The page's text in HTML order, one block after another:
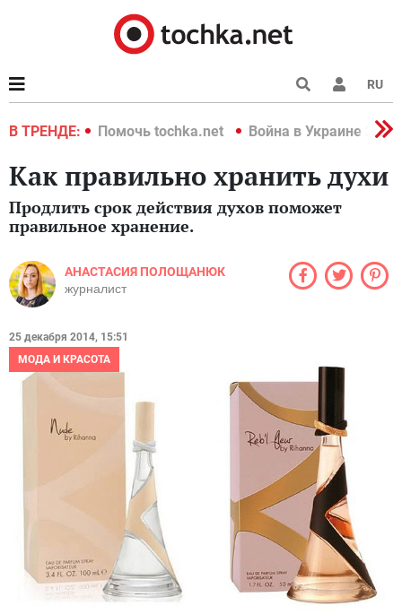
RU
В ТРЕНДЕ:
2022 Помочь tochka.net Война в Украине 2022
Как правильно хранить духи
Продлить срок действия духов поможет
правильное хранение.
АНАСТАСИЯ ПОЛОЩАНЮК
журналист
25 декабря 2014, 15:51
МОДА И КРАСОТА